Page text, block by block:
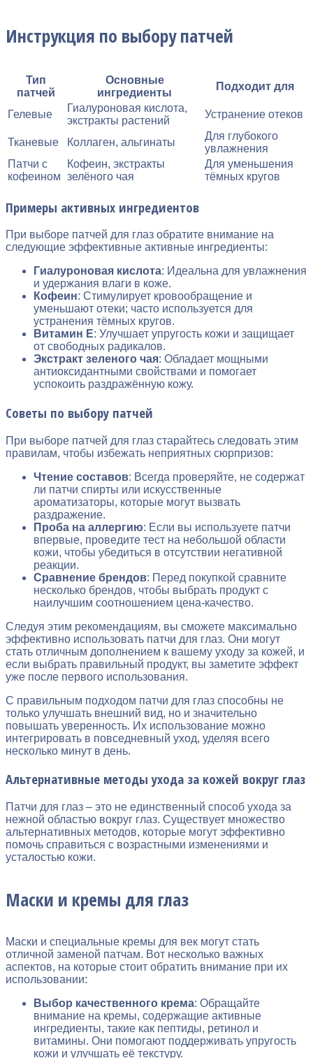
Инструкция по выбору патчей
Тип
патчей
Основные
ингредиенты
Подходит для
Гелевые
Гиалуроновая кислота,
экстракты растений
Устранение отеков
Тканевые Коллаген, альгинаты
Для глубокого
увлажнения
Патчи с
кофеином
Кофеин, экстракты
зелёного чая
Для уменьшения
тёмных кругов
Примеры активных ингредиентов
При выборе патчей для глаз обратите внимание на
следующие эффективные активные ингредиенты:
Гиалуроновая кислота: Идеальна для увлажнения
и удержания влаги в коже.
Кофеин: Стимулирует кровообращение и
уменьшают отеки; часто используется для
устранения тёмных кругов.
Витамин E: Улучшает упругость кожи и защищает
от свободных радикалов.
Экстракт зеленого чая: Обладает мощными
антиоксидантными свойствами и помогает
успокоить раздражённую кожу.
Советы по выбору патчей
При выборе патчей для глаз старайтесь следовать этим
правилам, чтобы избежать неприятных сюрпризов:
Чтение составов: Всегда проверяйте, не содержат
ли патчи спирты или искусственные
ароматизаторы, которые могут вызвать
раздражение.
Проба на аллергию: Если вы используете патчи
впервые, проведите тест на небольшой области
кожи, чтобы убедиться в отсутствии негативной
реакции.
Сравнение брендов: Перед покупкой сравните
несколько брендов, чтобы выбрать продукт с
наилучшим соотношением цена-качество.
Следуя этим рекомендациям, вы сможете максимально
эффективно использовать патчи для глаз. Они могут
стать отличным дополнением к вашему уходу за кожей, и
если выбрать правильный продукт, вы заметите эффект
уже после первого использования.
С правильным подходом патчи для глаз способны не
только улучшать внешний вид, но и значительно
повышать уверенность. Их использование можно
интегрировать в повседневный уход, уделяя всего
несколько минут в день.
Альтернативные методы ухода за кожей вокруг глаз
Патчи для глаз – это не единственный способ ухода за
нежной областью вокруг глаз. Существует множество
альтернативных методов, которые могут эффективно
помочь справиться с возрастными изменениями и
усталостью кожи.
Маски и кремы для глаз
Маски и специальные кремы для век могут стать
отличной заменой патчам. Вот несколько важных
аспектов, на которые стоит обратить внимание при их
использовании:
Выбор качественного крема: Обращайте
внимание на кремы, содержащие активные
ингредиенты, такие как пептиды, ретинол и
витамины. Они помогают поддерживать упругость
кожи и улучшать её текстуру.